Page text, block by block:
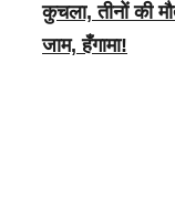
कुचला, तीनों की
जाम, हँगामा!